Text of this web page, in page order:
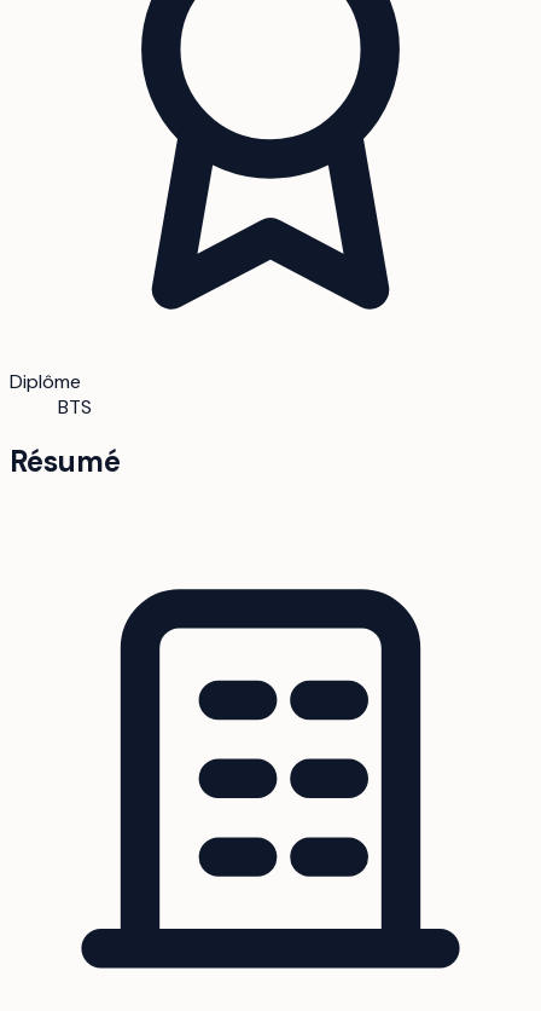
Diplôme
BTS
Résumé